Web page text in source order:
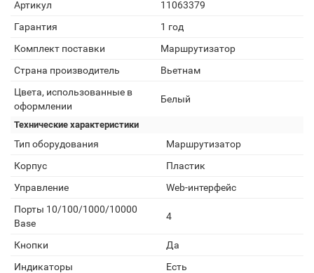
Артикул
11063379
Гарантия
1 год
Комплект поставки
Маршрутизатор
Страна производитель
Вьетнам
Цвета, использованные в
оформлении
Белый
Технические характеристики
Тип оборудования
Маршрутизатор
Корпус
Пластик
Управление
Web-интерфейс
Порты 10/100/1000/10000
Base
4
Кнопки
Да
Индикаторы
Есть